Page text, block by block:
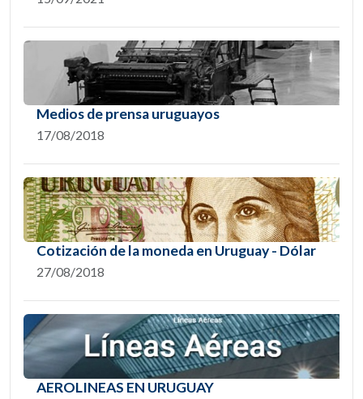
Medios de prensa uruguayos
17/08/2018
Cotización de la moneda en Uruguay - Dólar
27/08/2018
AEROLINEAS EN URUGUAY